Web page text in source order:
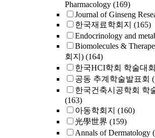
Pharmacology (169)
Journal of Ginseng
한국재료학회지 (165)
Endocrinology and
Biomolecules &
회지) (164)
한국HCI학회 학술대회
공동 추계학술발표회
한국건축시공학회 학
(163)
아동학회지 (160)
光學世界 (159)
Annals of Dermatology